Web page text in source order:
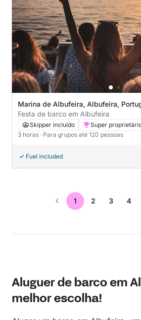
Marina de Albufeira, Albufeira,
Festa de barco em Albufeira
Skipper incluído Super
3 horas · Para grupos até 120 pessoas
Fuel included
1 2 3 4
Aluguer de barco em
melhor escolha!